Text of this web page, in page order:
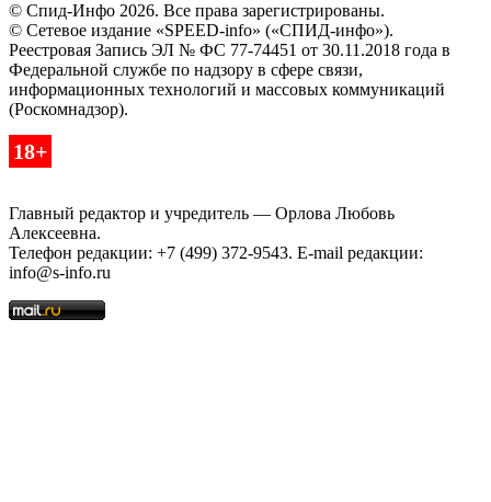
© Спид-Инфо 2026. Все права зарегистрированы.
© Сетевое издание «SPEED-info» («СПИД-инфо»).
Реестровая Запись ЭЛ № ФС 77-74451 от 30.11.2018 года в
Федеральной службе по надзору в сфере связи,
информационных технологий и массовых коммуникаций
(Роскомнадзор).
18+
Главный редактор и учредитель — Орлова Любовь
Алексеевна.
Телефон редакции: +7 (499) 372-9543. E-mail редакции:
info@s-info.ru